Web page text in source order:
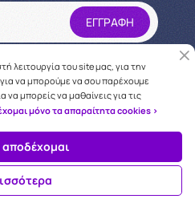
λειτουργία του site μας, για την
να μπορούμε να σου παρέχουμε
να μπορείς να μαθαίνεις για τις
μόνο τα απαραίτητα cookies >
αποδέχομαι